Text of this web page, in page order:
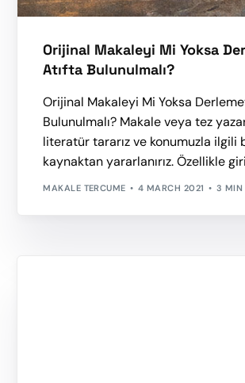
Orijinal Makaleyi Mi Yoksa
Atıfta Bulunulmalı?
Orijinal Makaleyi Mi Yoksa
Bulunulmalı? Makale veya tez
literatür tararız ve konumuzla ilgili
kaynaktan yararlanırız. Özellikle
MAKALE TERCUME 4 MARCH 2021 3 MIN